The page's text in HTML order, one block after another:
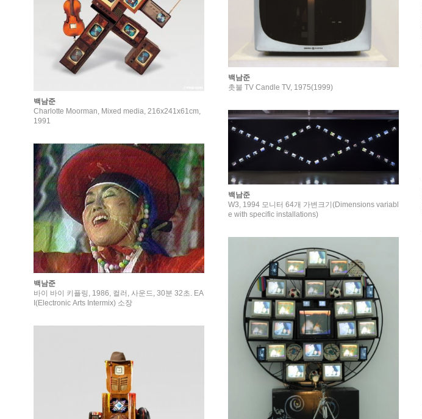
백남준
Charlotte Moorman, Mixed media, 216x241x61cm,
1991
백남준
촛불 TV Candle TV, 1975(1999)
백남준
W3, 1994 모니터 64개 가변크기(Dimensions variabl
e with specific installations)
백남준
바이 바이 키플링, 1986, 컬러, 사운드, 30분 32초. EA
I(Electronic Arts Intermix) 소장